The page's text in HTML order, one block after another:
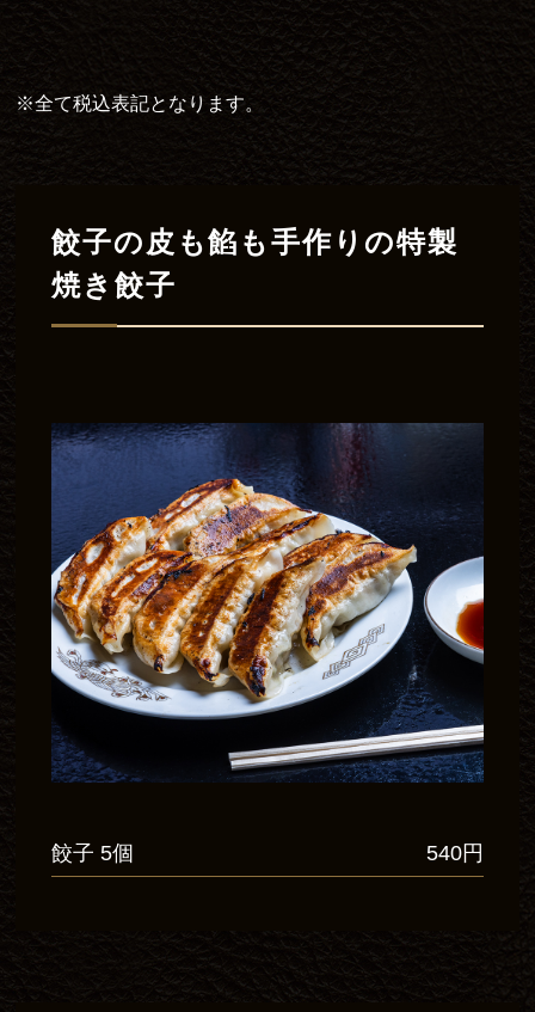
※全て税込表記となります。
餃子の皮も餡も手作りの特製
焼き餃子
餃子 5個 540円